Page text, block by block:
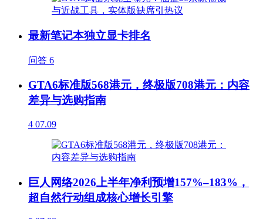
最新笔记本独立显卡排名
问答 6
GTA6标准版568港元，终极版708港元：内容
差异与选购指南
4 07.09
巨人网络2026上半年净利预增157%–183%，
超自然行动组成核心增长引擎